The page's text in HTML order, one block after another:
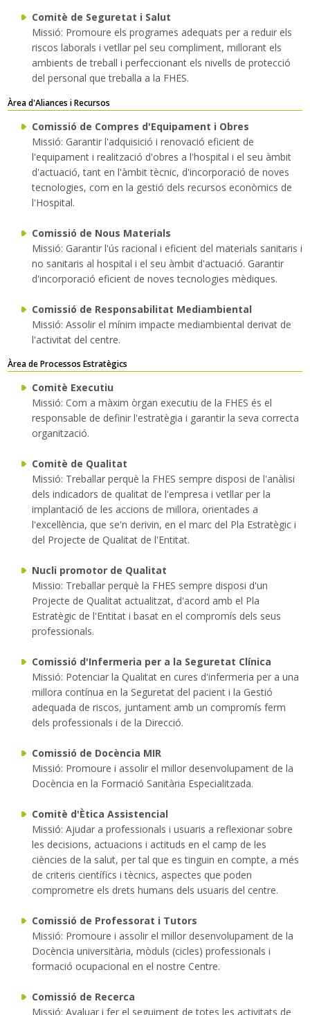
Comitè de Seguretat i Salut
Missió: Promoure els programes adequats per a reduir els
riscos laborals i vetllar pel seu compliment, millorant els
ambients de treball i perfeccionant els nivells de protecció
del personal que treballa a la FHES.
Àrea d'Aliances i Recursos
Comissió de Compres d'Equipament i Obres
Missió: Garantir l'adquisició i renovació eficient de
l'equipament i realització d'obres a l'hospital i el seu àmbit
d'actuació, tant en l'àmbit tècnic, d'incorporació de noves
tecnologies, com en la gestió dels recursos econòmics de
l'Hospital.
Comissió de Nous Materials
Missió: Garantir l'ús racional i eficient del materials sanitaris i
no sanitaris al hospital i el seu àmbit d'actuació. Garantir
d'incorporació eficient de noves tecnologies mèdiques.
Comissió de Responsabilitat Mediambiental
Missió: Assolir el mínim impacte mediambiental derivat de
l'activitat del centre.
Àrea de Processos Estratègics
Comitè Executiu
Missió: Com a màxim òrgan executiu de la FHES és el
responsable de definir l'estratègia i garantir la seva correcta
organització.
Comitè de Qualitat
Missió: Treballar perquè la FHES sempre disposi de l'anàlisi
dels indicadors de qualitat de l'empresa i vetllar per la
implantació de les accions de millora, orientades a
l'excellència, que se'n derivin, en el marc del Pla Estratègic i
del Projecte de Qualitat de l'Entitat.
Nucli promotor de Qualitat
Missio: Treballar perquè la FHES sempre disposi d'un
Projecte de Qualitat actualitzat, d'acord amb el Pla
Estratègic de l'Entitat i basat en el compromís dels seus
professionals.
Comissió d'Infermeria per a la Seguretat Clínica
Missió: Potenciar la Qualitat en cures d'infermeria per a una
millora contínua en la Seguretat del pacient i la Gestió
adequada de riscos, juntament amb un compromís ferm
dels professionals i de la Direcció.
Comissió de Docència MIR
Missió: Promoure i assolir el millor desenvolupament de la
Docència en la Formació Sanitària Especialitzada.
Comitè d'Ètica Assistencial
Missió: Ajudar a professionals i usuaris a reflexionar sobre
les decisions, actuacions i actituds en el camp de les
ciències de la salut, per tal que es tinguin en compte, a més
de criteris científics i tècnics, aspectes que poden
comprometre els drets humans dels usuaris del centre.
Comissió de Professorat i Tutors
Missió: Promoure i assolir el millor desenvolupament de la
Docència universitària, mòduls (cicles) professionals i
formació ocupacional en el nostre Centre.
Comissió de Recerca
Missió: Avaluar i fer el seguiment de totes les activitats de